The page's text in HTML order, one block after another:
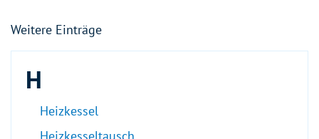
Weitere Einträge
H
Heizkessel